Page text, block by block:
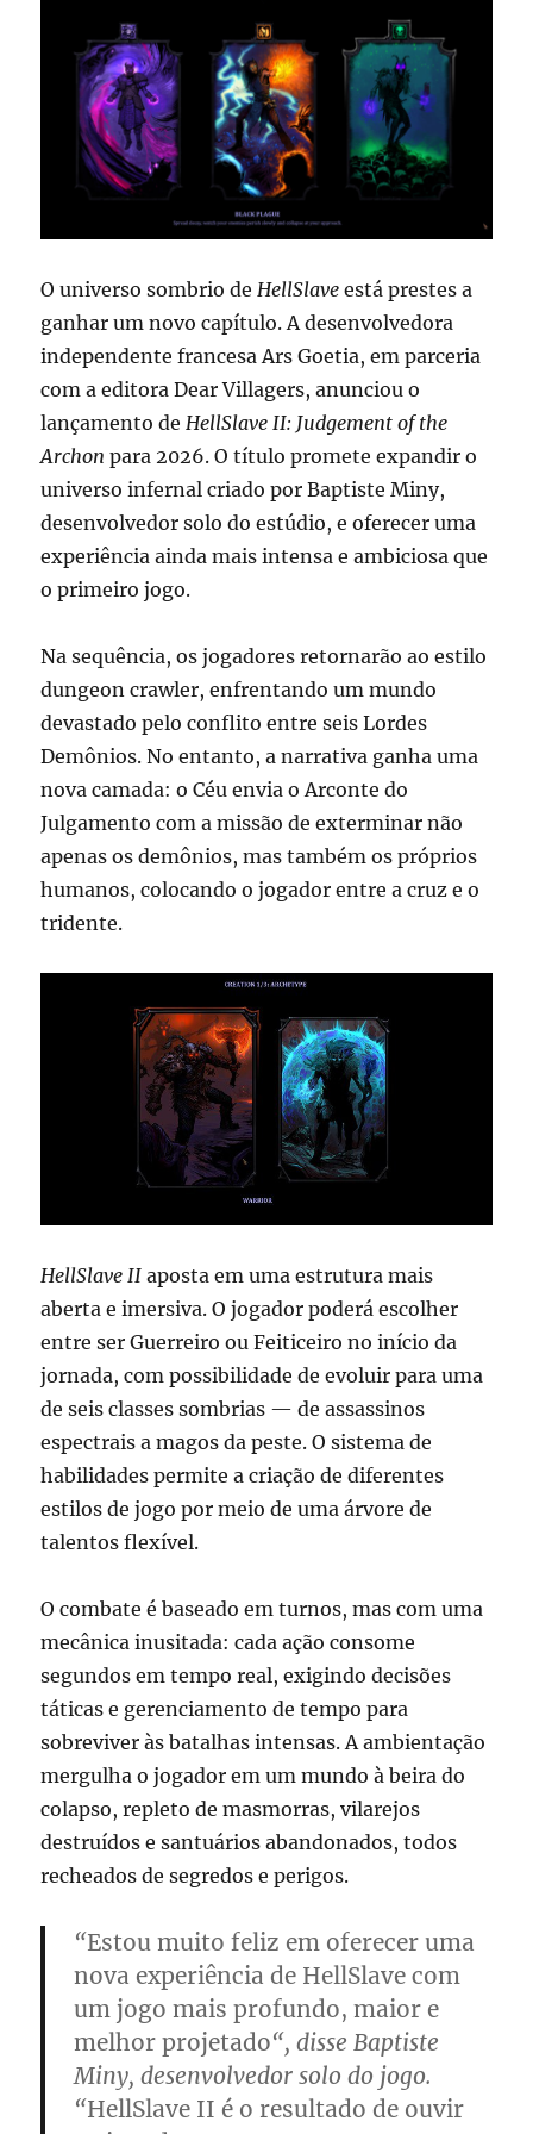
aberto
mais
ambicioso
O universo sombrio de HellSlave está prestes a
ganhar um novo capítulo. A desenvolvedora
independente francesa Ars Goetia, em parceria
com a editora Dear Villagers, anunciou o
lançamento de HellSlave II: Judgement of the
Archon para 2026. O título promete expandir o
universo infernal criado por Baptiste Miny,
desenvolvedor solo do estúdio, e oferecer uma
experiência ainda mais intensa e ambiciosa que
o primeiro jogo.
Na sequência, os jogadores retornarão ao estilo
dungeon crawler, enfrentando um mundo
devastado pelo conflito entre seis Lordes
Demônios. No entanto, a narrativa ganha uma
nova camada: o Céu envia o Arconte do
Julgamento com a missão de exterminar não
apenas os demônios, mas também os próprios
humanos, colocando o jogador entre a cruz e o
tridente.
HellSlave II aposta em uma estrutura mais
aberta e imersiva. O jogador poderá escolher
entre ser Guerreiro ou Feiticeiro no início da
jornada, com possibilidade de evoluir para uma
de seis classes sombrias — de assassinos
espectrais a magos da peste. O sistema de
habilidades permite a criação de diferentes
estilos de jogo por meio de uma árvore de
talentos flexível.
O combate é baseado em turnos, mas com uma
mecânica inusitada: cada ação consome
segundos em tempo real, exigindo decisões
táticas e gerenciamento de tempo para
sobreviver às batalhas intensas. A ambientação
mergulha o jogador em um mundo à beira do
colapso, repleto de masmorras, vilarejos
destruídos e santuários abandonados, todos
recheados de segredos e perigos.
“Estou muito feliz em oferecer uma
nova experiência de HellSlave com
um jogo mais profundo, maior e
melhor projetado“, disse Baptiste
Miny, desenvolvedor solo do jogo.
“HellSlave II é o resultado de ouvir